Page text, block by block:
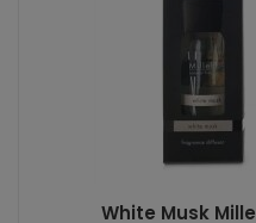
White Musk